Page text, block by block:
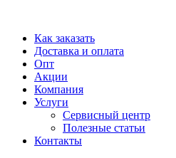
Как заказать
Доставка и оплата
Опт
Акции
Компания
Услуги
Сервисный центр
Полезные статьи
Контакты